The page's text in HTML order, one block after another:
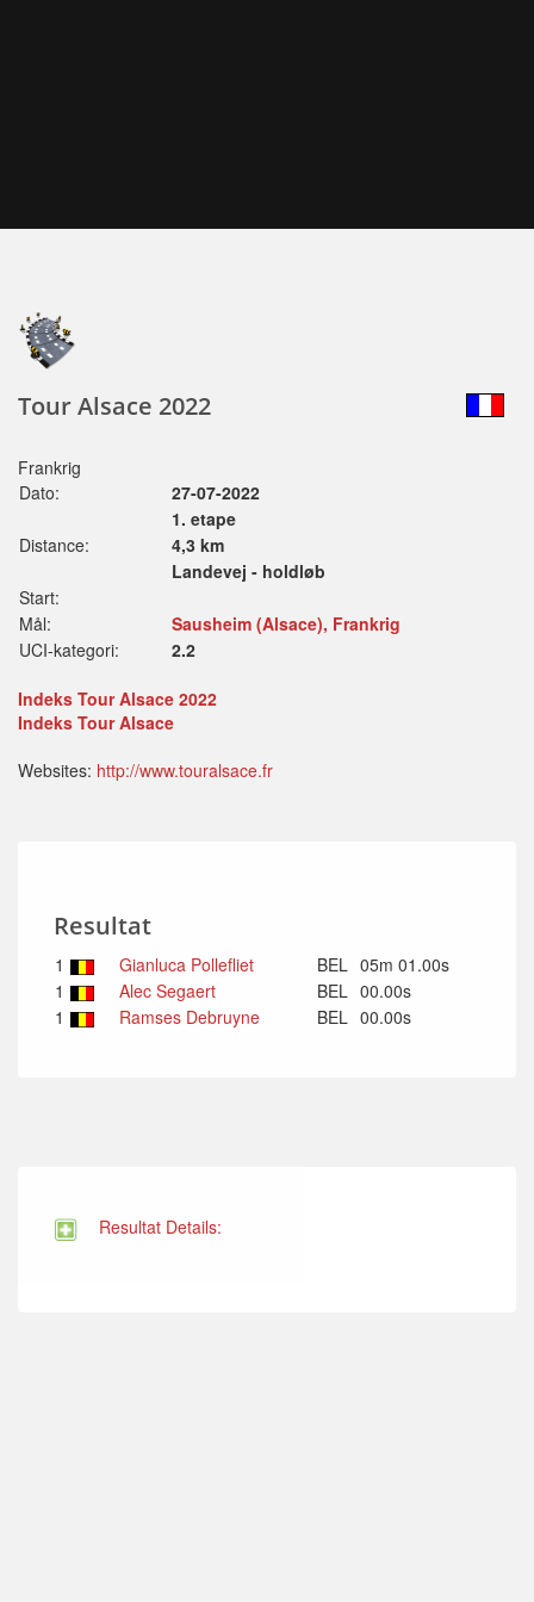
Tour Alsace 2022
Frankrig
Dato:
27-07-2022
1. etape
Distance:
4,3 km
Landevej - holdløb
Start:
Mål:
Sausheim (Alsace), Frankrig
UCI-kategori:
2.2
Indeks Tour Alsace 2022
Indeks Tour Alsace
Websites: http://www.touralsace.fr
Resultat
1 Gianluca Pollefliet BEL 05m 01.00s
1
Alec Segaert BEL 00.00s
1
Ramses Debruyne BEL 00.00s
Resultat Details: